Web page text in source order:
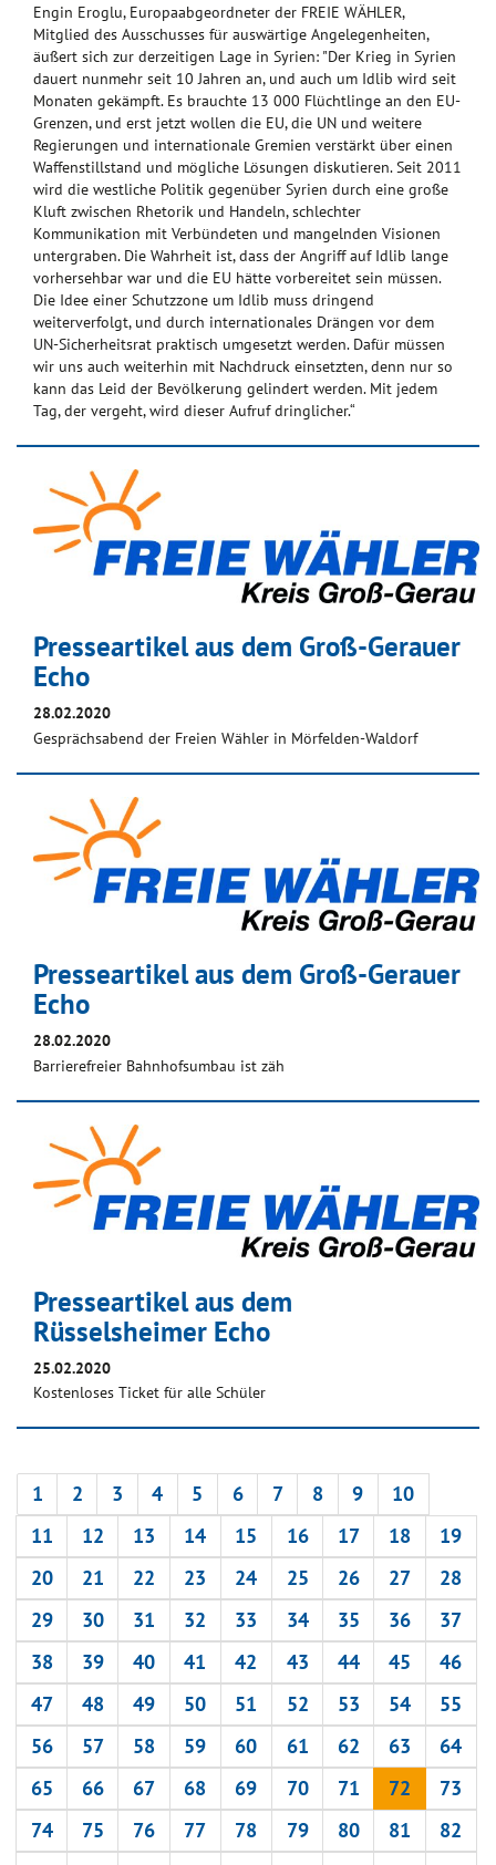
Engin Eroglu, Europaabgeordneter der FREIE WÄHLER,
Mitglied des Ausschusses für auswärtige Angelegenheiten,
äußert sich zur derzeitigen Lage in Syrien: "Der Krieg in Syrien
dauert nunmehr seit 10 Jahren an, und auch um Idlib wird seit
Monaten gekämpft. Es brauchte 13 000 Flüchtlinge an den EU-
Grenzen, und erst jetzt wollen die EU, die UN und weitere
Regierungen und internationale Gremien verstärkt über einen
Waffenstillstand und mögliche Lösungen diskutieren. Seit 2011
wird die westliche Politik gegenüber Syrien durch eine große
Kluft zwischen Rhetorik und Handeln, schlechter
Kommunikation mit Verbündeten und mangelnden Visionen
untergraben. Die Wahrheit ist, dass der Angriff auf Idlib lange
vorhersehbar war und die EU hätte vorbereitet sein müssen.
Die Idee einer Schutzzone um Idlib muss dringend
weiterverfolgt, und durch internationales Drängen vor dem
UN-Sicherheitsrat praktisch umgesetzt werden. Dafür müssen
wir uns auch weiterhin mit Nachdruck einsetzten, denn nur so
kann das Leid der Bevölkerung gelindert werden. Mit jedem
Tag, der vergeht, wird dieser Aufruf dringlicher.“
Presseartikel aus dem Groß-Gerauer
Echo
28.02.2020
Gesprächsabend der Freien Wähler in Mörfelden-Waldorf
Presseartikel aus dem Groß-Gerauer
Echo
28.02.2020
Barrierefreier Bahnhofsumbau ist zäh
Presseartikel aus dem
Rüsselsheimer Echo
25.02.2020
Kostenloses Ticket für alle Schüler
1 2 3 4 5 6 7 8 9
10
11
12 13 14 15 16 17 18
19
20
21 22 23 24 25 26 27
28
29
30 31 32 33 34 35 36
37
38
39 40 41 42 43 44 45
46
47
48 49 50 51 52 53 54
55
56
57 58 59 60 61 62 63
64
65
66 67 68 69 70 71 72
73
74
75 76 77 78 79 80 81
82